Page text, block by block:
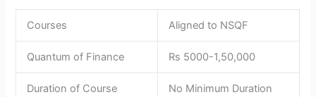
Courses Aligned to NSQF
Quantum of Finance Rs 5000-1,50,000
Duration of Course No Minimum Duration